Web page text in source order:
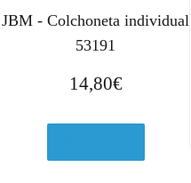
JBM - Colchoneta individual
53191
14,80€